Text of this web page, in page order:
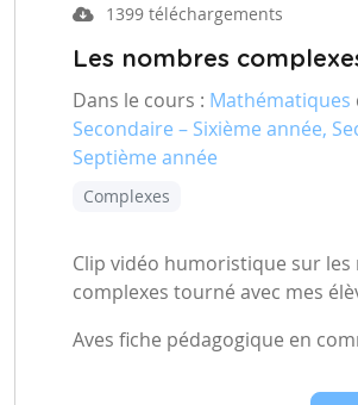
1399 téléchargements
Les nombres
Dans le cours : Mathématiques
Secondaire – Sixième année,
Septième année
Complexes
Clip vidéo humoristique sur les
complexes tourné avec mes
Aves fiche pédagogique en